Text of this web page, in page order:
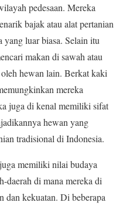
pedesaan. Mereka
bajak atau alat pertanian
luar biasa. Selain itu
makan di sawah atau
hewan lain. Berkat kaki
mereka
juga di kenal memiliki sifat
hewan yang
tradisional di Indonesia.
memiliki nilai budaya
daerah di mana mereka di
dan kekuatan. Di beberapa